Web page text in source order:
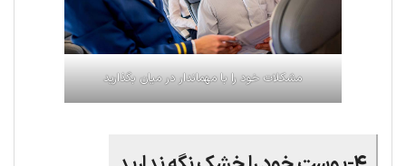
مشکلات خود را با مهماندار در میان بگذارید